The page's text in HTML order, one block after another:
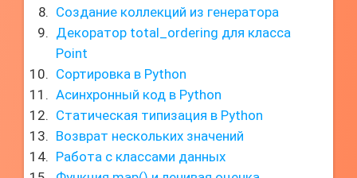
Создание коллекций из генератора
Декоратор total_ordering для класса
Point
Сортировка в Python
Асинхронный код в Python
Статическая типизация в Python
Возврат нескольких значений
Работа с классами данных